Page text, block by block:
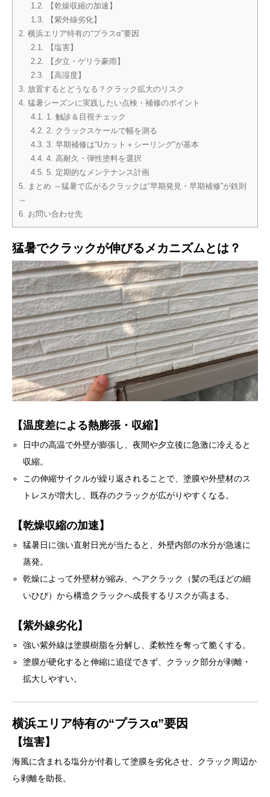
1.2.
【乾燥収縮の加速】
1.3.
【紫外線劣化】
2. 横浜エリア特有の“プラスα”要因
2.1.
【塩害】
2.2.
【夕立・ゲリラ豪雨】
2.3.
【高湿度】
3. 放置するとどうなる？クラック拡大のリスク
4. 猛暑シーズンに実践したい点検・補修のポイント
4.1.
1. 触診＆目視チェック
4.2. 2. クラックスケールで幅を測る
4.3. 3. 早期補修は“Uカット＋シーリング”が基本
4.4. 4. 高耐久・弾性塗料を選択
4.5. 5. 定期的なメンテナンス計画
5.
まとめ ～猛暑で広がるクラックは“早期発見・早期補修”が鉄則
～
6. お問い合わせ先
猛暑でクラックが伸びるメカニズムとは？
【温度差による熱膨張・収縮】
日中の高温で外壁が膨張し、夜間や夕立後に急激に冷えると
収縮。
この伸縮サイクルが繰り返されることで、塗膜や外壁材のス
トレスが増大し、既存のクラックが広がりやすくなる。
【乾燥収縮の加速】
猛暑日に強い直射日光が当たると、外壁内部の水分が急速に
蒸発。
乾燥によって外壁材が縮み、ヘアクラック（髪の毛ほどの細
いひび）から構造クラックへ成長するリスクが高まる。
【紫外線劣化】
強い紫外線は塗膜樹脂を分解し、柔軟性を奪って脆くする。
塗膜が硬化すると伸縮に追従できず、クラック部分が剥離・
拡大しやすい。
横浜エリア特有の“プラスα”要因
【塩害】
海風に含まれる塩分が付着して塗膜を劣化させ、クラック周辺か
ら剥離を助長。